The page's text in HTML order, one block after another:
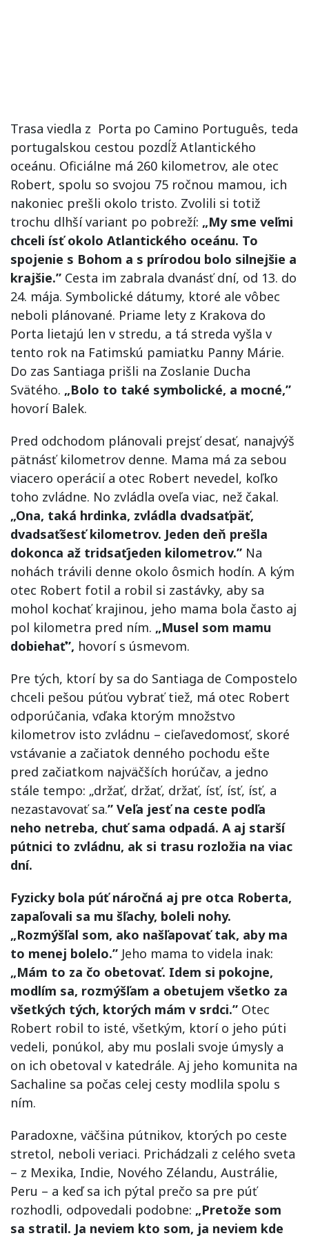
Trasa viedla z Porta po Camino Português, teda
portugalskou cestou pozdĺž Atlantického
oceánu. Oficiálne má 260 kilometrov, ale otec
Robert, spolu so svojou 75 ročnou mamou, ich
nakoniec prešli okolo tristo. Zvolili si totiž
trochu dlhší variant po pobreží: „My sme veľmi
chceli ísť okolo Atlantického oceánu. To
spojenie s Bohom a s prírodou bolo silnejšie a
krajšie.” Cesta im zabrala dvanásť dní, od 13. do
24. mája. Symbolické dátumy, ktoré ale vôbec
neboli plánované. Priame lety z Krakova do
Porta lietajú len v stredu, a tá streda vyšla v
tento rok na Fatimskú pamiatku Panny Márie.
Do zas Santiaga prišli na Zoslanie Ducha
Svätého. „Bolo to také symbolické, a mocné,”
hovorí Balek.
Pred odchodom plánovali prejsť desať, nanajvýš
pätnásť kilometrov denne. Mama má za sebou
viacero operácií a otec Robert nevedel, koľko
toho zvládne. No zvládla oveľa viac, než čakal.
„Ona, taká hrdinka, zvládla dvadsaťpäť,
dvadsaťšesť kilometrov. Jeden deň prešla
dokonca až tridsaťjeden kilometrov.” Na
nohách trávili denne okolo ôsmich hodín. A kým
otec Robert fotil a robil si zastávky, aby sa
mohol kochať krajinou, jeho mama bola často aj
pol kilometra pred ním. „Musel som mamu
dobiehať”, hovorí s úsmevom.
Pre tých, ktorí by sa do Santiaga de Compostelo
chceli pešou púťou vybrať tiež, má otec Robert
odporúčania, vďaka ktorým množstvo
kilometrov isto zvládnu – cieľavedomosť, skoré
vstávanie a začiatok denného pochodu ešte
pred začiatkom najväčších horúčav, a jedno
stále tempo: „držať, držať, držať, ísť, ísť, ísť, a
nezastavovať sa.” Veľa jesť na ceste podľa
neho netreba, chuť sama odpadá. A aj starší
pútnici to zvládnu, ak si trasu rozložia na viac
dní.
Fyzicky bola púť náročná aj pre otca Roberta,
zapaľovali sa mu šľachy, boleli nohy.
„Rozmýšľal som, ako našľapovať tak, aby ma
to menej bolelo.” Jeho mama to videla inak:
„Mám to za čo obetovať. Idem si pokojne,
modlím sa, rozmýšľam a obetujem všetko za
všetkých tých, ktorých mám v srdci.” Otec
Robert robil to isté, všetkým, ktorí o jeho púti
vedeli, ponúkol, aby mu poslali svoje úmysly a
on ich obetoval v katedrále. Aj jeho komunita na
Sachaline sa počas celej cesty modlila spolu s
ním.
Paradoxne, väčšina pútnikov, ktorých po ceste
stretol, neboli veriaci. Prichádzali z celého sveta
– z Mexika, Indie, Nového Zélandu, Austrálie,
Peru – a keď sa ich pýtal prečo sa pre púť
rozhodli, odpovedali podobne: „Pretože som
sa stratil. Ja neviem kto som, ja neviem kde